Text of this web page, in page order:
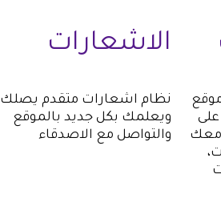
معك
الاشعارات
نظام اشعارات متقدم يصلك
ويعلمك بكل جديد بالموقع
والتواصل مع الاصدقاء